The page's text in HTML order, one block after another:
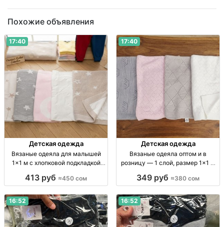
Похожие объявления
17:40
Детская одежда
Вязаные одеяла для малышей
1×1 м с хлопковой подкладкой
детское одеяло 1×1 м, внутр.
опт/розница.
413 руб ≈450 сом
17:40
Детская одежда
Вязаные одеяла оптом и в
розницу — 1 слой, размер 1×1 м
стандартная вязка, 1×1 м, опт/
349 руб ≈380 сом
16:52 16:52